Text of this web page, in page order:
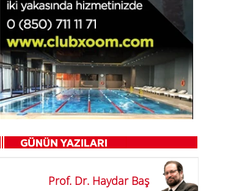
Prof. Dr. Haydar Baş